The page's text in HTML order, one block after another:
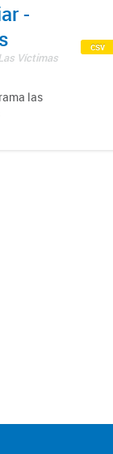
-
Víctimas
las
csv